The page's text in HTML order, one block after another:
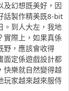
及幻想既美好，因
話製作精美既8-bit
。到人大左，我地
實際上，如果真係
野，應該會收得
面定係遊戲設計都
快樂就自然變得越
玩家越來越來服侍